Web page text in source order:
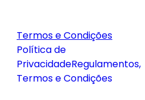
Termos e Condições
Política de
PrivacidadeRegulamentos,
Termos e Condições